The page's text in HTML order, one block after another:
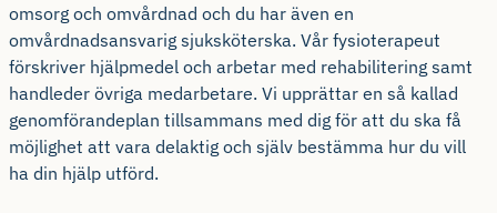
omsorg och omvårdnad och du har även en
omvårdnadsansvarig sjuksköterska. Vår fysioterapeut
förskriver hjälpmedel och arbetar med rehabilitering samt
handleder övriga medarbetare. Vi upprättar en så kallad
genomförandeplan tillsammans med dig för att du ska få
möjlighet att vara delaktig och själv bestämma hur du vill
ha din hjälp utförd.